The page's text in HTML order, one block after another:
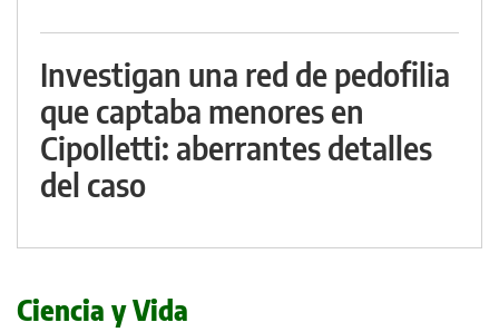
Investigan una red de pedofilia
que captaba menores en
Cipolletti: aberrantes detalles
del caso
Ciencia y Vida